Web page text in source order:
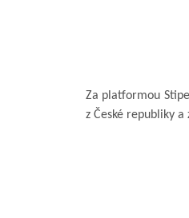
Za platformou
z České republiky a